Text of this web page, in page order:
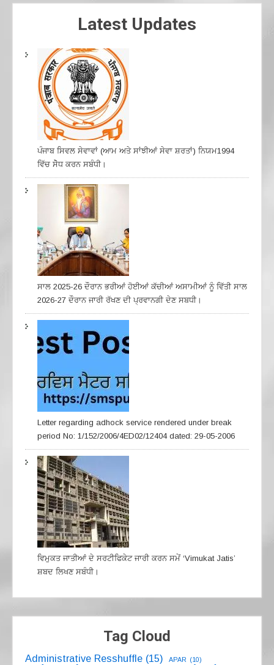
Latest Updates
ਪੰਜਾਬ ਸਿਵਲ ਸੇਵਾਵਾਂ (ਆਮ ਅਤੇ ਸਾਂਝੀਆਂ ਸੇਵਾ ਸ਼ਰਤਾਂ) ਨਿਯਮ1994
ਵਿੱਚ ਸੇੋਧ ਕਰਨ ਸਬੰਧੀ।
ਸਾਲ 2025-26 ਦੌਰਾਨ ਭਰੀਆਂ ਹੋਈਆਂ ਕੱਚੀਆਂ ਅਸਾਮੀਆਂ ਨੂੰ ਵਿੱਤੀ ਸਾਲ
2026-27 ਦੌਰਾਨ ਜਾਰੀ ਰੱਖਣ ਦੀ ਪ੍ਰਵਾਨਗੀ ਦੇਣ ਸਬਧੀ।
Letter regarding adhock service rendered under break
period No: 1/152/2006/4ED02/12404 dated: 29-05-2006
ਵਿਮੁਕਤ ਜਾਤੀਆਂ ਦੇ ਸਰਟੀਫਿਕੇਟ ਜਾਰੀ ਕਰਨ ਸਮੇਂ ‘Vimukat Jatis’
ਸ਼ਬਦ ਲਿਖਣ ਸਬੰਧੀ।
Tag Cloud
Administrative Resshuffle (15) APAR (10)